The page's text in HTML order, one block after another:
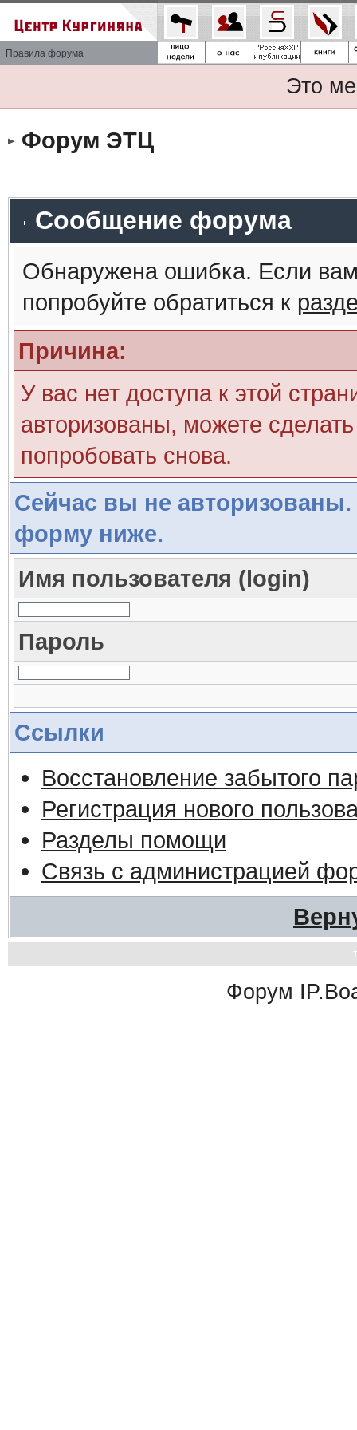
Правила форума
Это
Форум ЭТЦ
Сообщение форума
Обнаружена ошибка. Если
попробуйте обратиться к
Причина:
У вас нет доступа к этой
авторизованы, можете
попробовать снова.
Сейчас вы не авторизованы.
форму ниже.
Имя пользователя (login)
Пароль
Ссылки
Восстановление забытого
Регистрация нового
Разделы помощи
Связь с администрацией
Форум